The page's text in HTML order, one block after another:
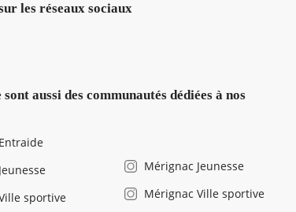
les réseaux sociaux
aussi des communautés dédiées à nos
sportive
Mérignac Jeunesse
Mérignac Ville sportive